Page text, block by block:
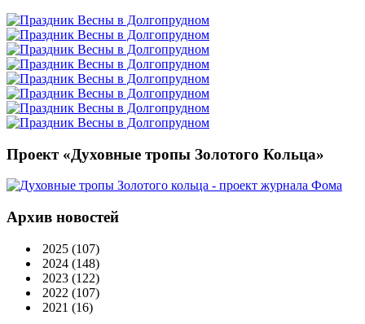
Проект «Духовные тропы Золотого Кольца»
Архив новостей
2025 (107)
2024 (148)
2023 (122)
2022 (107)
2021 (16)